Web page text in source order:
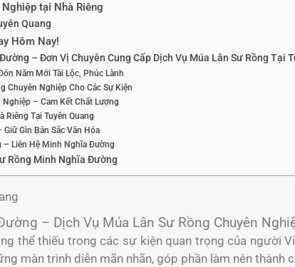
tại Nhà Riêng
Quang
Hôm Nay!
– Đơn Vị Chuyên Cung Cấp Dịch Vụ Múa Lân Sư Rồng Tại
Năm Mới Tài Lộc, Phúc Lành
Chuyên Nghiệp Cho Các Sự Kiện
– Cam Kết Chất Lượng
Riêng Tại Tuyên Quang
Gìn Bản Sắc Văn Hóa
– Liên Hệ Minh Nghĩa Đường
Rồng Minh Nghĩa Đường
– Dịch Vụ Múa Lân Sư Rồng Chuyên
thể thiếu trong các sự kiện quan trọng của người
màn trình diễn mãn nhãn, góp phần làm nên thành